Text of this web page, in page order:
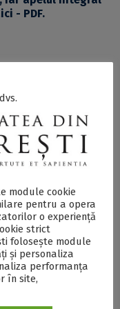
- PDF.
ediție a Conferinței
organizată la UB -
module cookie
pentru a opera
o experiență
strict
folosește module
și personaliza
performanța
în site,